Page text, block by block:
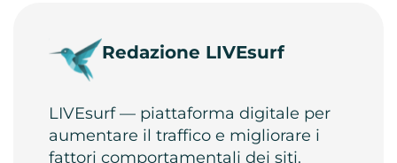
Redazione LIVEsurf
LIVEsurf — piattaforma digitale per
aumentare il traffico e migliorare i
fattori comportamentali dei siti.